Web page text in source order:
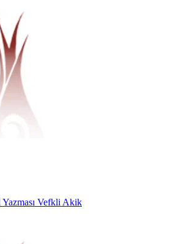
Vefkli Akik